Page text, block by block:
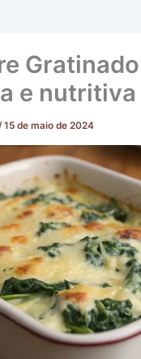
e nutritiva
15 de maio de 2024